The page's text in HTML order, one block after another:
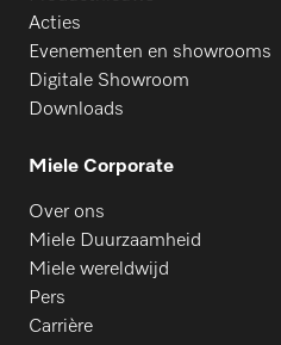
Acties
Evenementen en showrooms
Digitale Showroom
Downloads
Miele Corporate
Over ons
Miele Duurzaamheid
Miele wereldwijd
Pers
Carrière